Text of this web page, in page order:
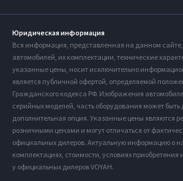
Юридическая информация
Вся информация, представленная на данном
автомобилей, их комплектации, технические
указанные цены, носит исключительно
является публичной офертой, определяемой
Гражданского кодекса РФ. Изображения
серийных моделей, часть оборудования может быть
дополнительная опция. Указанные цены являются
розничными ценами и могут отличаться от
официальных дилеров. Актуальную информацию о
комплектациях, стоимости, условиях приобретения
у официальных дилеров VOYAH.